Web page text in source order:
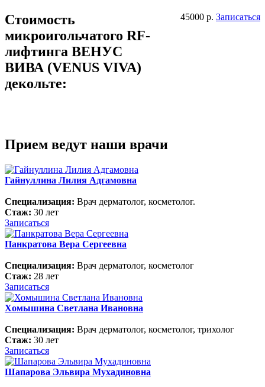
Стоимость
микроигольчатого RF-
лифтинга ВЕНУС
ВИВА (VENUS VIVA)
декольте:
45000 р. Записаться
Прием ведут наши врачи
Гайнуллина Лилия Адгамовна
Специализация: Врач дерматолог, косметолог.
Стаж: 30 лет
Записаться
Панкратова Вера Сергеевна
Специализация: Врач дерматолог, косметолог
Стаж: 28 лет
Записаться
Хомышина Светлана Ивановна
Специализация: Врач дерматолог, косметолог, трихолог
Стаж: 30 лет
Записаться
Шапарова Эльвира Мухадиновна